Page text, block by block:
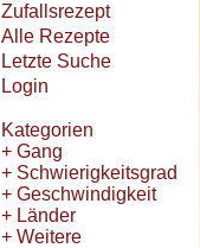
Zufallsrezept
Alle Rezepte
Letzte Suche
Login
Kategorien
+ Gang
+ Schwierigkeitsgrad
+ Geschwindigkeit
+ Länder
+ Weitere